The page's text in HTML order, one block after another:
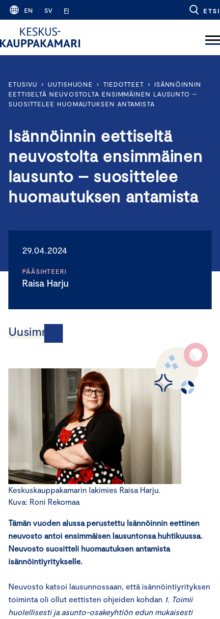
Skip
content
EN SV FI ETSI
ETUSIVU › UUTISHUONE › TIEDOTTEET ›
ISÄNNÖINNIN
EETTISELTÄ NEUVOSTOLTA ENSIMMÄINEN LAUSUNTO –
SUOSITTELEE HUOMAUTUKSEN ANTAMISTA
Isännöinnin eettiseltä
neuvostolta ensimmäinen
lausunto – suosittelee
huomautuksen antamista
29.04.2024
PÄÄSIHTEERI
Raisa Harju
Uusimmat
Keskuskauppakamarin lakimies Raisa Harju.
Kuva: Roni Rekomaa
Tämän vuoden alussa perustettu Isännöinnin eettinen
neuvosto antoi ensimmäisen lausuntonsa huhtikuussa.
Neuvosto suositteli huomautuksen antamista
isännöintiyritykselle.
Neuvosto katsoi lausunnossaan, että isännöintiyrityksen
toiminta oli ollut eettisten ohjeiden kohdan 1. Toimii
huolellisesti ja asunto-osakeyhtiön edun mukaisesti